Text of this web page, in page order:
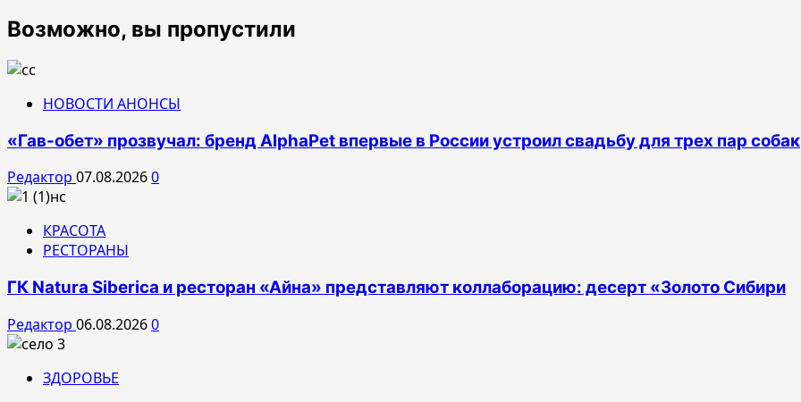
Возможно, вы пропустили
НОВОСТИ АНОНСЫ
«Гав-обет» прозвучал: бренд AlphaPet впервые в России устроил свадьбу для трех пар собак
Редактор 07.08.20260
КРАСОТА
РЕСТОРАНЫ
ГК Natura Siberica и ресторан «Айна» представляют коллаборацию: десерт «Золото Сибири
Редактор 06.08.20260
ЗДОРОВЬЕ